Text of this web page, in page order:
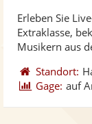
Erleben Sie
Extraklasse,
Musikern aus
Standort:
Gage: auf